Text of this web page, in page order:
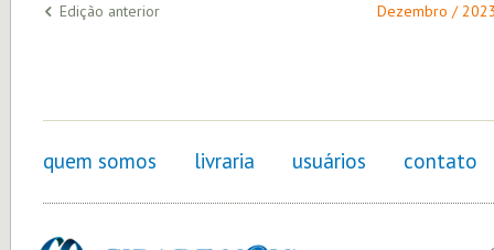
Edição anterior Dezembro /
quem somos livraria usuários contato